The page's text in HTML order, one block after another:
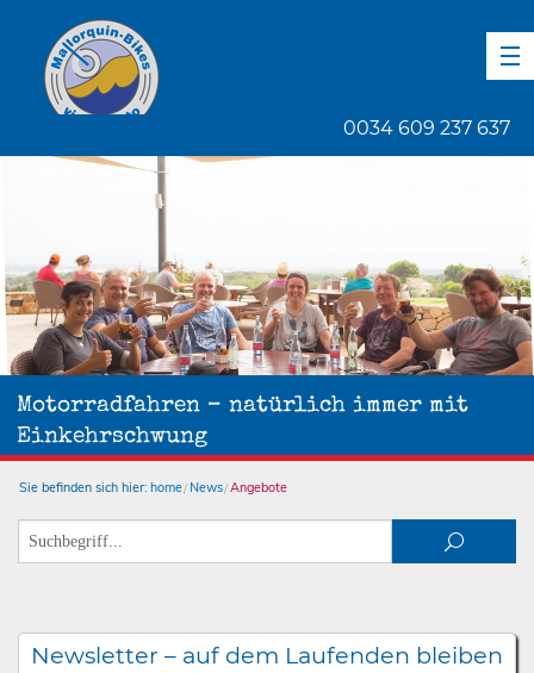
0034 609 237 637
Motorradfahren – natürlich immer mit
Einkehrschwung
Sie befinden sich hier: home News Angebote
Newsletter – auf dem Laufenden bleiben